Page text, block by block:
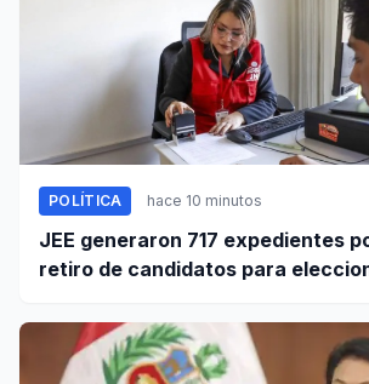
POLÍTICA hace 10 minutos
JEE generaron 717 expedientes
retiro de candidatos para